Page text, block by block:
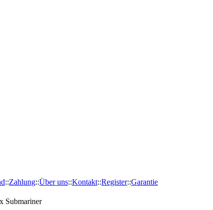
::Zahlung::Über uns::Kontakt::Register::Garantie
Submariner